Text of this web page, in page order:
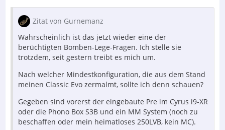
Zitat von Gurnemanz
Wahrscheinlich ist das jetzt wieder eine der
berüchtigten Bomben-Lege-Fragen. Ich stelle sie
trotzdem, seit gestern treibt es mich um.
Nach welcher Mindestkonfiguration, die aus dem Stand
meinen Classic Evo zermalmt, sollte ich denn schauen?
Gegeben sind vorerst der eingebaute Pre im Cyrus i9-XR
oder die Phono Box S3B und ein MM System (noch zu
beschaffen oder mein heimatloses 250LVB, kein MC).